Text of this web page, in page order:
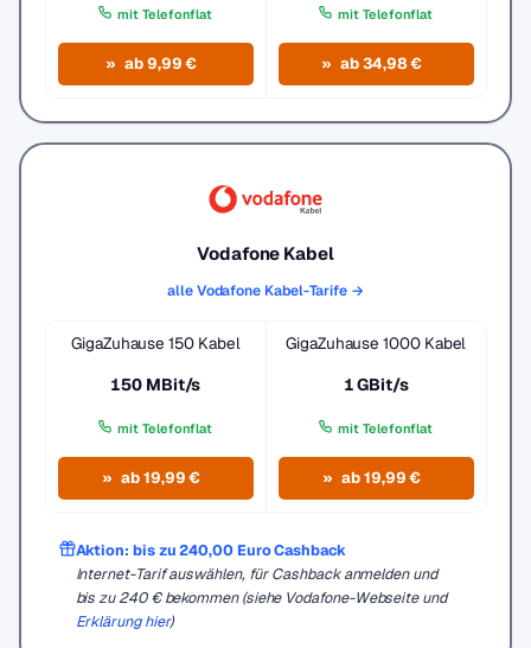
mit Telefonflat
ab 9,99 €
mit Telefonflat
ab 34,98 €
Vodafone Kabel
alle Vodafone Kabel-Tarife →
GigaZuhause 150 Kabel
150 MBit/s
mit Telefonflat
ab 19,99 €
GigaZuhause 1000 Kabel
1 GBit/s
mit Telefonflat
ab 19,99 €
Aktion: bis zu 240,00 Euro Cashback
Internet-Tarif auswählen, für Cashback anmelden und
bis zu 240 € bekommen (siehe Vodafone-Webseite und
Erklärung hier)